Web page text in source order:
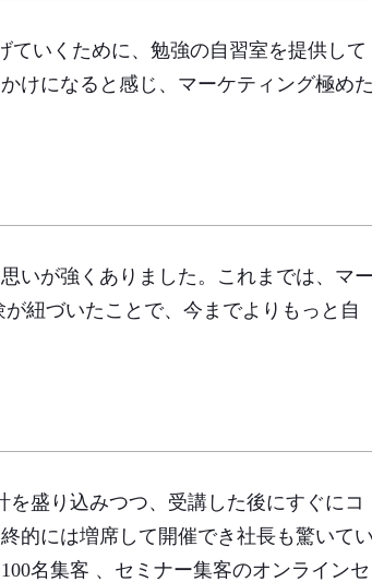
ていくために、勉強の自習室を提供して
けになると感じ、マーケティング極めた
いが強くありました。これまでは、マー
紐づいたことで、今までよりもっと自
盛り込みつつ、受講した後にすぐにコ
的には増席して開催でき社長も驚いてい
名集客 、 セミナー集客のオンラインセ